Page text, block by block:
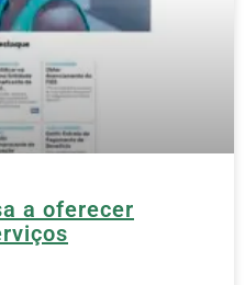
a oferecer